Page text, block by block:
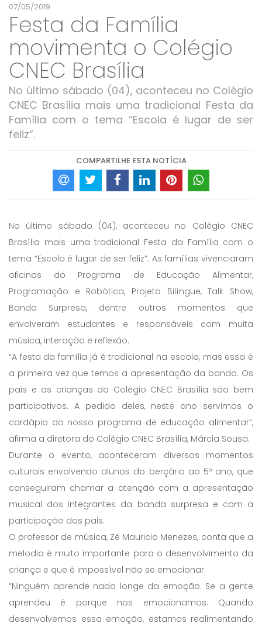
07/05/2019
Festa da Família
movimenta o Colégio
CNEC Brasília
No último sábado (04), aconteceu no Colégio
CNEC Brasília mais uma tradicional Festa da
Família com o tema “Escola é lugar de ser
feliz”.
COMPARTILHE ESTA NOTÍCIA
No último sábado (04), aconteceu no Colégio CNEC
Brasília mais uma tradicional Festa da Família com o
tema “Escola é lugar de ser feliz”. As famílias vivenciaram
oficinas do Programa de Educação Alimentar,
Programação e Robótica, Projeto Bilíngue, Talk Show,
Banda Surpresa, dentre outros momentos que
envolveram estudantes e responsáveis com muita
música, interação e reflexão.
“A festa da família já é tradicional na escola, mas essa é
a primeira vez que temos a apresentação da banda. Os
pais e as crianças do Colégio CNEC Brasília são bem
participativos. A pedido deles, neste ano servimos o
cardápio do nosso programa de educação alimentar”,
afirma a diretora do Colégio CNEC Brasília, Márcia Sousa.
Durante o evento, aconteceram diversos momentos
culturais envolvendo alunos do berçário ao 5º ano, que
conseguiram chamar a atenção com a apresentação
musical dos integrantes da banda surpresa e com a
participação dos pais.
O professor de música, Zé Mauricio Menezes, conta que a
melodia é muito importante para o desenvolvimento da
criança e que é impossível não se emocionar.
“Ninguém aprende nada longe da emoção. Se a gente
aprendeu é porque nos emocionamos. Quando
desenvolvemos essa emoção, estamos realimentando